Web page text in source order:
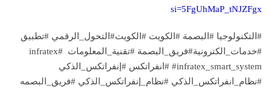
si=5FgUhMaP_tNJZFgx
#التكنولوجيا #البصمة #الكويت #الكويت#التحول_الرقمي #تطبيق
#خدمات_الكترونية#فريق_البصمة #تقنية_المعلومات #infratex
#infratex_smart_system #انفراتكس #إنفراتكس_الذكي
#نظام_انفراتكس_الذكي #نظام_إنفراتكس_الذكي #فريق_البصمه